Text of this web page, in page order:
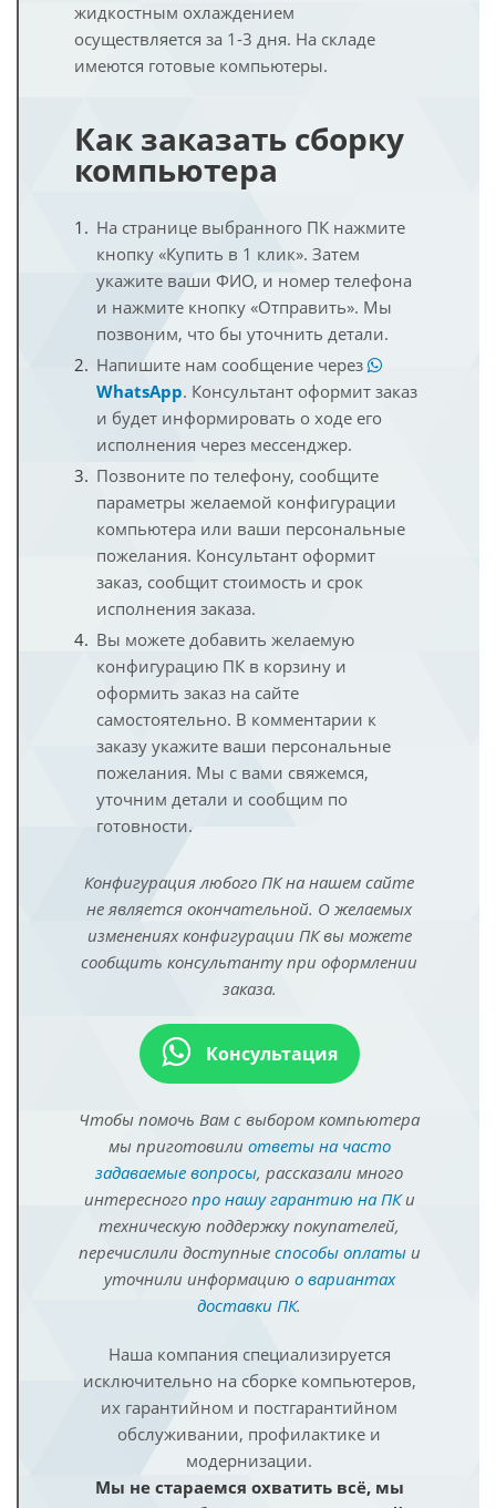
жидкостным охлаждением
осуществляется за 1-3 дня. На складе
имеются готовые компьютеры.
Как заказать сборку
компьютера
На странице выбранного ПК нажмите
кнопку «Купить в 1 клик». Затем
укажите ваши ФИО, и номер телефона
и нажмите кнопку «Отправить». Мы
позвоним, что бы уточнить детали.
Напишите нам сообщение через
WhatsApp. Консультант оформит заказ
и будет информировать о ходе его
исполнения через мессенджер.
Позвоните по телефону, сообщите
параметры желаемой конфигурации
компьютера или ваши персональные
пожелания. Консультант оформит
заказ, сообщит стоимость и срок
исполнения заказа.
Вы можете добавить желаемую
конфигурацию ПК в корзину и
оформить заказ на сайте
самостоятельно. В комментарии к
заказу укажите ваши персональные
пожелания. Мы с вами свяжемся,
уточним детали и сообщим по
готовности.
Конфигурация любого ПК на нашем сайте
не является окончательной. О желаемых
изменениях конфигурации ПК вы можете
сообщить консультанту при оформлении
заказа.
Консультация
Чтобы помочь Вам с выбором компьютера
мы приготовили ответы на часто
задаваемые вопросы, рассказали много
интересного про нашу гарантию на ПКи
техническую поддержку покупателей,
перечислили доступные способы оплатыи
уточнили информацию о вариантах
доставки ПК.
Наша компания специализируется
исключительно на сборке компьютеров,
их гарантийном и постгарантийном
обслуживании, профилактике и
модернизации.
Мы не стараемся охватить всё, мы